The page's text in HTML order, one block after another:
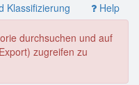
Klassifizierung Help
durchsuchen und auf
zugreifen zu